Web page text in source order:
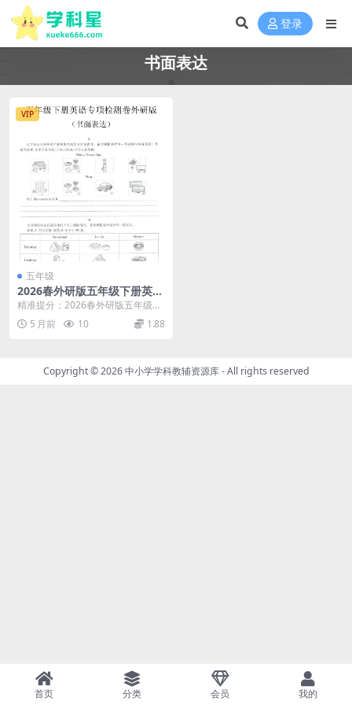
登录
书面表达
VIP
五年级
2026春外研版五年级下册英语
书面表达专项练习全册作文提
分同步电子版
精准提分：2026春外研版五年级下
册英语书面表达专项练习核心解析
各位家长和同学...
5 月前 10 1.88
Copyright © 2026中小学学科教辅资源库- All rights reserved
首页 分类 会员 我的